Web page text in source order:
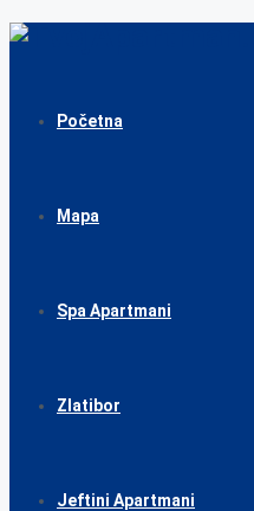
Početna
Mapa
Spa Apartmani
Zlatibor
Jeftini Apartmani